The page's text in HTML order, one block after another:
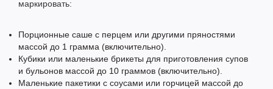
маркировать:
Порционные саше с перцем или другими пряностями
массой до 1 грамма (включительно).
Кубики или маленькие брикеты для приготовления супов
и бульонов массой до 10 граммов (включительно).
Маленькие пакетики с соусами или горчицей массой до